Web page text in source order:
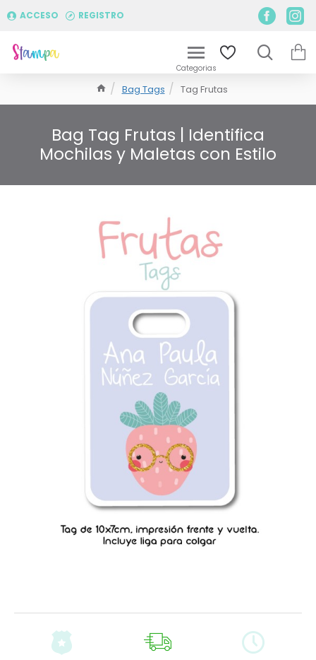
ACCESO REGISTRO
Bag Tags Tag Frutas
Bag Tag Frutas | Identifica
Mochilas y Maletas con Estilo